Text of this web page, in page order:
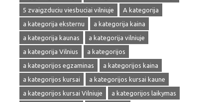
5 zvaigzduciu viesbuciai vilniuje
A kategorija
a kategorija eksternu
a kategorija kaina
a kategorija kaunas
a kategorija vilniuje
a kategorija Vilnius
a kategorijos
a kategorijos egzaminas
a kategorijos kaina
a kategorijos kursai
a kategorijos kursai kaune
a kategorijos kursai Vilniuje
a kategorijos laikymas